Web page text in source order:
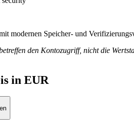
modernen Speicher- und
den Kontozugriff, nicht die
in EUR